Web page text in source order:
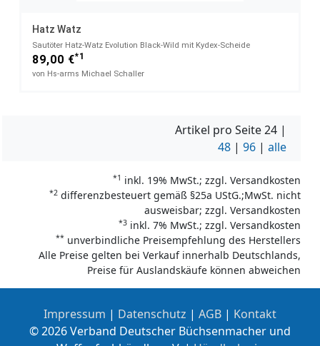
Hatz Watz
Sautöter Hatz-Watz Evolution Black-Wild mit Kydex-Scheide
89,00 €*1
von Hs-arms Michael Schaller
Artikel pro Seite24 |
48 | 96 | alle
*1 inkl. 19% MwSt.; zzgl. Versandkosten
*2 differenzbesteuert gemäß §25a UStG.;MwSt. nicht
ausweisbar; zzgl. Versandkosten
*3 inkl. 7% MwSt.; zzgl. Versandkosten
** unverbindliche Preisempfehlung des Herstellers
Alle Preise gelten bei Verkauf innerhalb Deutschlands,
Preise für Auslandskäufe können abweichen
Impressum | Datenschutz | AGB | Kontakt
© 2026 Verband Deutscher Büchsenmacher und